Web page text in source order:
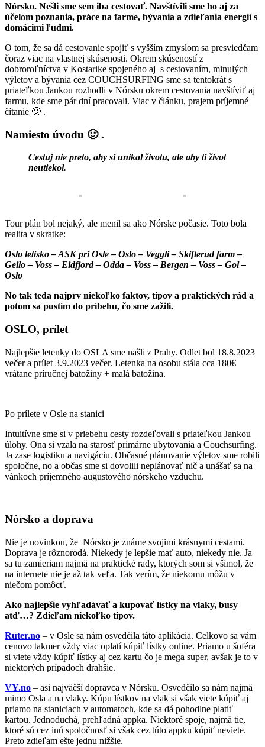
Nórsko. Nešli sme sem iba cestovať. Navštívili sme ho aj za
účelom poznania, práce na farme, bývania a zdieľania energií s
domácimi ľudmi.
O tom, že sa dá cestovanie spojiť s vyšším zmyslom sa presviedčam
čoraz viac na vlastnej skúsenosti. Okrem skúseností z
dobroroľníctva v Kostarike spojeného aj s cestovaním, minulých
výletov a bývania cez COUCHSURFING sme sa tentokrát s
priateľkou Jankou rozhodli v Nórsku okrem cestovania navštíviť aj
farmu, kde sme pár dní pracovali. Viac v článku, prajem príjemné
čítanie 🙂 .
Namiesto úvodu 🙂 .
Cestuj nie preto, aby si unikal životu, ale aby ti život
neutiekol.
Tour plán bol nejaký, ale menil sa ako Nórske počasie. Toto bola
realita v skratke:
Oslo letisko – ASK pri Osle – Oslo – Veggli – Skifterud farm –
Geilo – Voss – Eidfjord – Odda – Voss – Bergen – Voss – Gol –
Oslo
No tak teda najprv niekoľko faktov, tipov a praktických rád a
potom sa pustím do príbehu, čo sme zažili.
OSLO, prílet
Najlepšie letenky do OSLA sme našli z Prahy. Odlet bol 18.8.2023
večer a prílet 3.9.2023 večer. Letenka na osobu stála cca 180€
vrátane príručnej batožiny + malá batožina.
Po prílete v Osle na stanici
Intuitívne sme si v priebehu cesty rozdeľovali s priateľkou Jankou
úlohy. Ona si vzala na starosť primárne ubytovania a Couchsurfing.
Ja zase logistiku a navigáciu. Občasné plánovanie výletov sme robili
spoločne, no a občas sme si dovolili neplánovať nič a unášať sa na
vánkoch príjemného augustového nórskeho vzduchu.
Nórsko a doprava
Nie je novinkou, že Nórsko je známe svojimi krásnymi cestami.
Doprava je rôznorodá. Niekedy je lepšie mať auto, niekedy nie. Ja
sa tu zamieriam najmä na praktické rady, ktorých som si všimol, že
na internete nie je až tak veľa. Tak verím, že niekomu môžu v
niečom pomôcť.
Ako najlepšie vyhľadávať a kupovať lístky na vlaky, busy
atď…? Zdieľam niekoľko tipov.
Ruter.no – v Osle sa nám osvedčila táto aplikácia. Celkovo sa vám
cenovo takmer vždy viac oplatí kúpiť lístky online. Priamo u šoféra
si viete vždy kúpiť lístky aj cez kartu čo je mega super, avšak je to v
niektorých prípadoch drahšie.
VY.no – asi najväčší dopravca v Nórsku. Osvedčilo sa nám najmä
mimo Osla a na vlaky. Kúpu lístkov na vlak si však viete kúpiť aj
priamo na staniciach v automatoch, kde sa dá pohodlne platiť
kartou. Jednoduchá, prehľadná appka. Niektoré spoje, najmä tie,
ktoré sú cez inú spoločnosť si však cez túto appku kúpiť neviete.
Preto zdieľam ešte jednu nižšie.